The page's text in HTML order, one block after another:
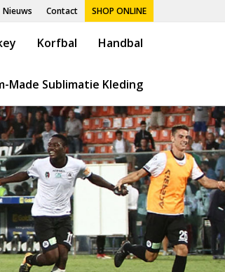
Nieuws Contact SHOP ONLINE
Korfbal Handbal
Made Sublimatie Kleding